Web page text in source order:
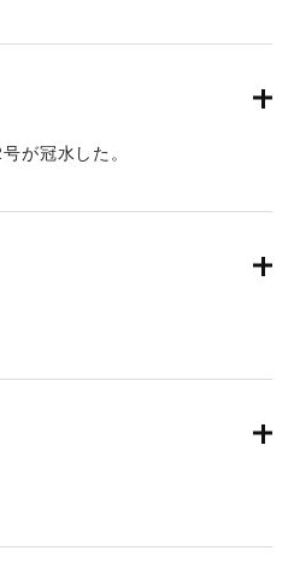
て、河道掘削と川幅拡幅、堤
模型実験により地元住民と確
て決定した。
討を、国土交通省、中津市な
国川河川事務所
が冠水した。